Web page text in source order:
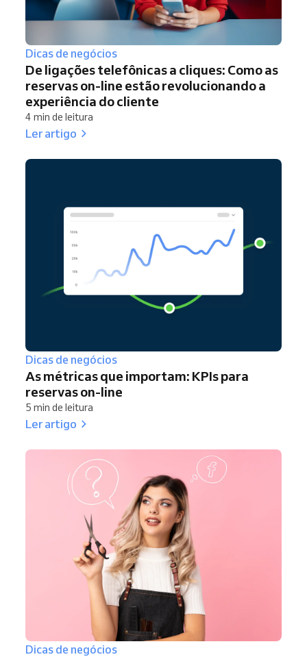
Dicas de negócios
De ligações telefônicas a cliques: Como as
reservas on-line estão revolucionando a
experiência do cliente
4 min de leitura
Ler artigo
Dicas de negócios
As métricas que importam: KPIs para
reservas on-line
5 min de leitura
Ler artigo
Dicas de negócios